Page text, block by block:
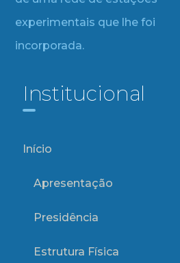
experimentais que lhe foi
incorporada.
Institucional
Início
Apresentação
Presidência
Estrutura Física